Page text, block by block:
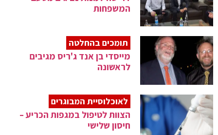
המשפחות
תומכים בהחלטה
מייסדי בן אנד ג'ריס מגיבים
לראשונה
לאוכלוסיית המבוגרים
הצוות לטיפול במגפות הכריע –
חיסון שלישי